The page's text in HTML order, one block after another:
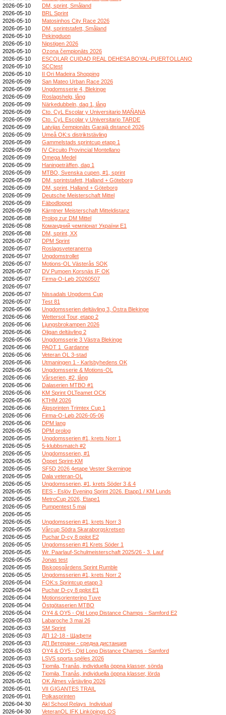
2026-05-10
DM, sprint, Småland
2026-05-10
BRL Sprint
2026-05-10
Matosinhos City Race 2026
2026-05-10
DM, sprintstafett, Småland
2026-05-10
Pekingduon
2026-05-10
Nipstigen 2026
2026-05-10
Ozona čempionāts 2026
2026-05-10
ESCOLAR CUIDAD REAL DEHESA BOYAL-PUERTOLLANO
2026-05-10
SCCtest
2026-05-10
II Ori Madeira Shopping
2026-05-09
San Mateo Urban Race 2026
2026-05-09
Ungdomsserie 4, Blekinge
2026-05-09
Roslagshelg, lång
2026-05-09
Närkedubbeln, dag 1, lång
2026-05-09
Cto. CyL Escolar y Universitario MAÑANA
2026-05-09
Cto. CyL Escolar y Universitario TARDE
2026-05-09
Latvijas čempionāts Garajā distancē 2026
2026-05-09
Umeå OK:s distriktstävling
2026-05-09
Gammelstads sprintcup etapp 1
2026-05-09
IV Circuito Provincial Montellano
2026-05-09
Omega Medel
2026-05-09
Haningeträffen, dag 1
2026-05-09
MTBO, Svenska cupen, #1, sprint
2026-05-09
DM, sprintstafett, Halland + Göteborg
2026-05-09
DM, sprint, Halland + Göteborg
2026-05-09
Deutsche Meisterschaft Mittel
2026-05-09
Fäbodloppet
2026-05-09
Kärntner Meisterschaft Mitteldistanz
2026-05-08
Prolog zur DM Mittel
2026-05-08
Командний чемпіонат України E1
2026-05-08
DM, sprint, XX
2026-05-07
DPM Sprint
2026-05-07
Roslagsveteranerna
2026-05-07
Ungdomstrollet
2026-05-07
Motions-OL Västerås SOK
2026-05-07
DV Pumoen Korsnäs IF OK
2026-05-07
Firma-O-Løb 20260507
2026-05-07
2026-05-07
Nissadals Ungdoms Cup
2026-05-07
Test 81
2026-05-06
Ungdomsserien deltävling 3, Östra Blekinge
2026-05-06
Wettersol Tour, etapp 2
2026-05-06
Ljungsbrokampen 2026
2026-05-06
Oligan deltävling 2
2026-05-06
Ungdomsserie 3 Västra Blekinge
2026-05-06
PAOT 1_Gardanne
2026-05-06
Veteran OL 3-stad
2026-05-06
Utmaningen 1 - Karlsbyhedens OK
2026-05-06
Ungdomsserie & Motions-OL
2026-05-06
Vårserien, #2, lång
2026-05-06
Dalaserien MTBO #1
2026-05-06
KM Sprint OLTeamet OCK
2026-05-06
KTHM 2026
2026-05-06
Älgsprinten Trimtex Cup 1
2026-05-06
Firma-O-Løb 2026-05-06
2026-05-06
DPM lang
2026-05-05
DPM prolog
2026-05-05
Ungdomsserien #1, krets Norr 1
2026-05-05
5-klubbsmatch #2
2026-05-05
Ungdomsserien, #1
2026-05-05
Öppet Sprint-KM
2026-05-05
SF5D 2026 4etape Vester Skerninge
2026-05-05
Dala veteran-OL
2026-05-05
Ungdomsserien, #1, krets Söder 3 & 4
2026-05-05
EES - Eslöv Evening Sprint 2026. Etapp1 / KM Lunds
2026-05-05
MetroCup 2026, Etape1
2026-05-05
Pumpentest 5 maj
2026-05-05
2026-05-05
Ungdomsserien #1, krets Norr 3
2026-05-05
Vårcup Södra Skaraborgskretsen
2026-05-05
Puchar D-cy 8 pplot E2
2026-05-05
Ungdomsserien #1 Krets Söder 1
2026-05-05
Wr. Paarlauf-Schulmeisterschaft 2025/26 - 3. Lauf
2026-05-05
Jonas test
2026-05-05
Biskopsgårdens Sprint Rumble
2026-05-05
Ungdomsserien #1, krets Norr 2
2026-05-04
FOK:s Sprintcup etapp 3
2026-05-04
Puchar D-cy 8 pplot E1
2026-05-04
Motionsorientering Tuve
2026-05-04
Östgötaserien MTBO
2026-05-04
OY4 & OY5 - Qld Long Distance Champs - Samford E2
2026-05-03
Labaroche 3 mai 26
2026-05-03
SM Sprint
2026-05-03
ДП 12-18 - Щафети
2026-05-03
ДП Ветерани - средна дистанция
2026-05-03
OY4 & OY5 - Qld Long Distance Champs - Samford
2026-05-03
LSVS sporta spēles 2026
2026-05-03
Tiomila, Tranås, individuella öppna klasser, sönda
2026-05-02
Tiomila, Tranås, individuella öppna klasser, lörda
2026-05-01
OK Älmes vårtävling 2026
2026-05-01
VII GIGANTES TRAIL
2026-05-01
Polkasprinten
2026-04-30
Akl School Relays_Individual
2026-04-30
VeteranOL IFK Linköpings OS